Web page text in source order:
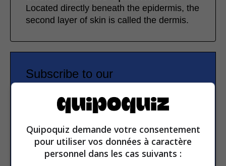
Located directly beneath the epidermis, the
second layer of skin is called the dermis.
Subscribe to our
newsletter
Quipoquiz demande votre consentement
pour utiliser vos données à caractère
personnel dans les cas suivants :